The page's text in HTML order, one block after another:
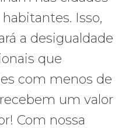
Isso,
a desigualdade
que
com menos de
um valor
Com nossa